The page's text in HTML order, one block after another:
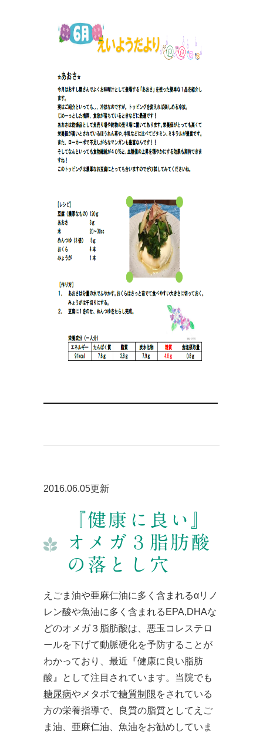
2016.06.05更新
『健康に良い』
オメガ３脂肪酸
の落とし穴
えごま油や亜麻仁油に多く含まれるαリノ
レン酸や魚油に多く含まれるEPA,DHAな
どのオメガ３脂肪酸は、悪玉コレステロ
ールを下げて動脈硬化を予防することが
わかっており、最近『健康に良い脂肪
酸』として注目されています。当院でも
糖尿病やメタボで糖質制限をされている
方の栄養指導で、良質の脂質としてえご
ま油、亜麻仁油、魚油をお勧めしていま